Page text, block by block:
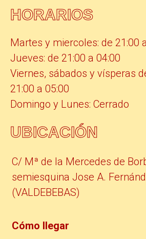
HORARIOS
Martes y miercoles: de 21:00
Jueves: de 21:00 a 04:00
Viernes, sábados y vísperas
21:00 a 05:00
Domingo y Lunes: Cerrado
UBICACIÓN
C/ Mª de la Mercedes de
semiesquina Jose A.
(VALDEBEBAS)
Cómo llegar